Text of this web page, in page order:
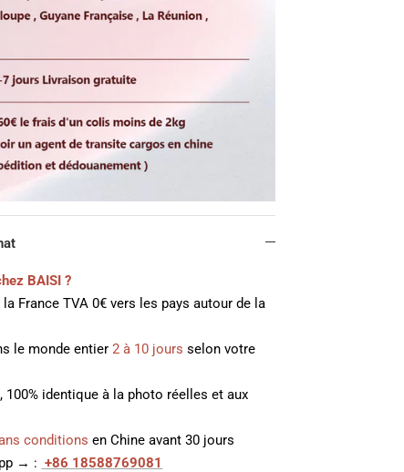
BAISI ?
France TVA 0€ vers les pays autour de la
le monde entier 2 à 10 joursselon votre
, 100% identique à la photo réelles et aux
conditionsen Chine avant 30 jours
→ : +86 18588769081